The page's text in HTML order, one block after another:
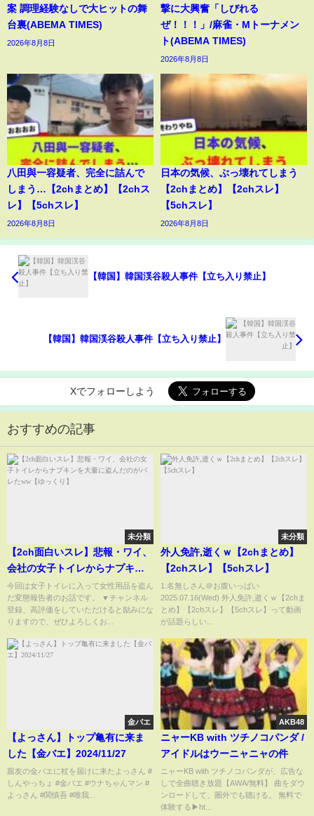
案 調理経験なしで大ヒットの舞
台裏(ABEMA TIMES)
2026年8月8日
撃に大興奮「しびれる
ぜ！！！」/麻雀・Mトーナメン
ト(ABEMA TIMES)
2026年8月8日
八田與一容疑者、完全に詰んで
しまう…【2chまとめ】【2chス
レ】【5chスレ】
2026年8月8日
日本の気候、ぶっ壊れてしまう
【2chまとめ】【2chスレ】
【5chスレ】
2026年8月8日
【韓国】韓国渓谷殺人事件【立ち入り禁止】
【韓国】韓国渓谷殺人事件【立ち入り禁止】
Xでフォローしよう
おすすめの記事
未分類
【2ch面白いスレ】悲報・ワイ、
会社の女子トイレからナプキン
を大量に盗んだのがバレた
ww【ゆっくり】
今回は女子トイレに入って女性用品を盗ん
だ変態報告者のお話です。 ▼チャンネル
登録、高評価をしていただけると励みにな
りますので、ぜひよろしくお...
未分類
外人免許,逝くｗ【2chまとめ】
【2chスレ】【5chスレ】
1:名無しさん＠お腹いっぱい
2025.07.16(Wed) 外人免許,逝くｗ【2chま
とめ】【2chスレ】【5chスレ】って動画
が話題らしい...
金バエ
【よっさん】トップ亀有に来ま
した【金バエ】2024/11/27
親友の金バエに杖を届けに来たよっさん #
しんやっちょ #金バエ #ウナちゃんマン #
よっさん #関慎吾 #唯我...
AKB48
ニャーKB with ツチノコパンダ /
アイドルはウーニャニャの件
ニャーKB with ツチノコパンダが、広告な
しで全曲聴き放題【AWA/無料】 曲をダウ
ンロードして、圏外でも聴ける。 無料で
体験する▶ht...